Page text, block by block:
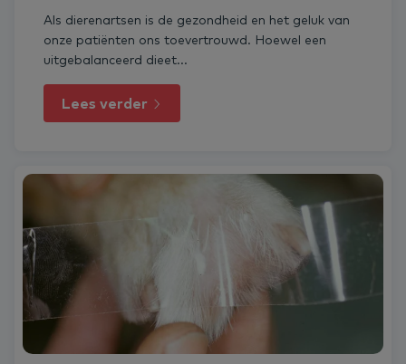
Als dierenartsen is de gezondheid en het geluk van
onze patiënten ons toevertrouwd. Hoewel een
uitgebalanceerd dieet...
Lees verder